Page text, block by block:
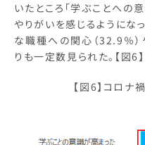
いたところ「学ぶことへの
やりがいを感じるようにな
な職種への関心（32.9％
りも一定数見られた。【図6】
【図6】コロナ